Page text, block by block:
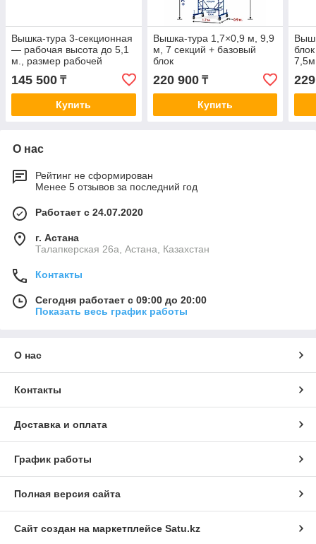
Вышка-тура 3-секционная
— рабочая высота до 5,1
м., размер рабочей
площадки 1,7*0,8
145 500 ₸
Купить
Вышка-тура 1,7×0,9 м, 9,9
м, 7 секций + базовый
блок
220 900₸
Купить
О нас
Рейтинг не сформирован
Менее 5 отзывов за последний год
Работает с 24.07.2020
г. Астана
Талапкерская 26а, Астана, Казахстан
Контакты
Сегодня работает с 09:00 до 20:00
Показать весь график работы
О нас
Контакты
Доставка и оплата
График работы
Полная версия сайта
Сайт создан на маркетплейсе Satu.kz